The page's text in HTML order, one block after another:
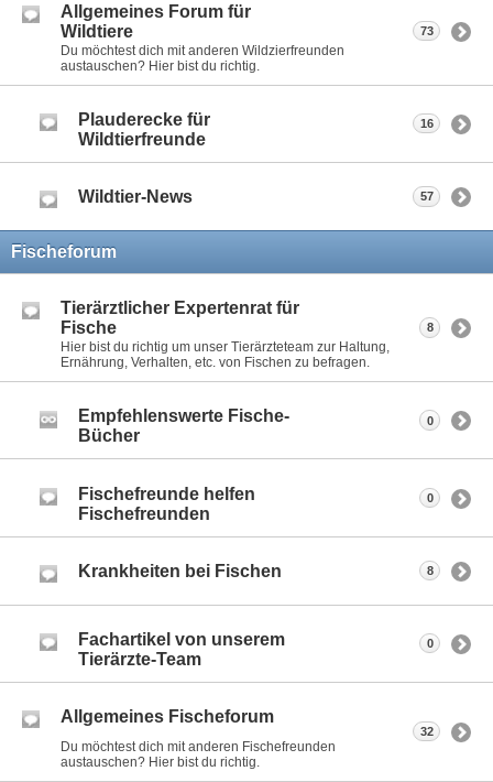
Allgemeines Forum für
Wildtiere
Du möchtest dich mit anderen Wildzierfreunden
austauschen? Hier bist du richtig.
73
Plauderecke für
Wildtierfreunde
16
Wildtier-News 57
Fischeforum
Tierärztlicher Expertenrat für
Fische
Hier bist du richtig um unser Tierärzteteam zur Haltung,
Ernährung, Verhalten, etc. von Fischen zu befragen.
8
Empfehlenswerte Fische-
Bücher
0
Fischefreunde helfen
Fischefreunden
0
Krankheiten bei Fischen 8
Fachartikel von unserem
Tierärzte-Team
0
Allgemeines Fischeforum
Du möchtest dich mit anderen Fischefreunden
austauschen? Hier bist du richtig.
32